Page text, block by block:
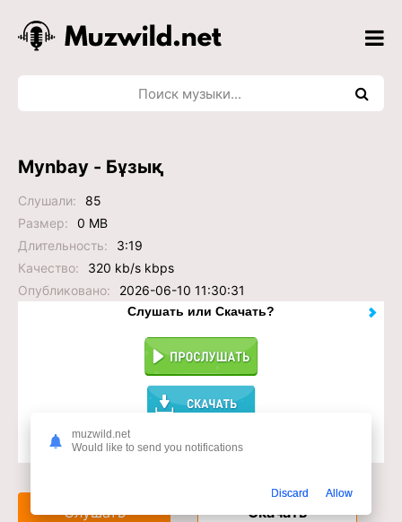
Mynbay - Бұзық
Слушали:
85
Размер:
0 MB
Длительность:
3:19
Качество:
320 kb/s kbps
Опубликовано:
2026-06-10 11:30:31
Слушать или Скачать?
Доступ к музыкальному сервису
Слушать Скачать
muzwild.net
Would like to send you notifications
Discard Allow